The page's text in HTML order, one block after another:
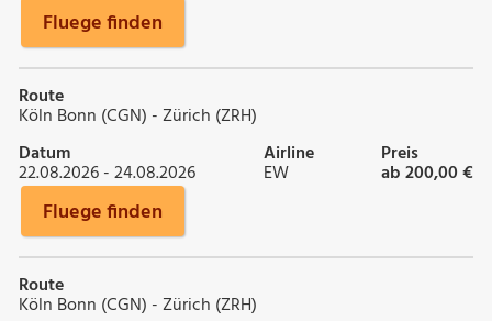
Fluege finden
Route
Köln Bonn (CGN) - Zürich (ZRH)
Datum
22.08.2026 - 24.08.2026
Airline
EW
Preis
ab 200,00 €
Fluege finden
Route
Köln Bonn (CGN) - Zürich (ZRH)